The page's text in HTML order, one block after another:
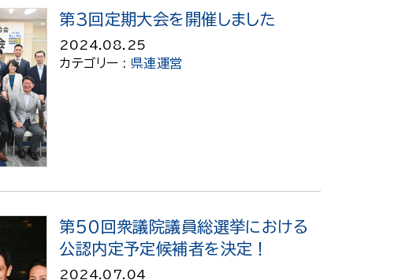
第3回定期大会を開催しました
2024.08.25
カテゴリー : 県連運営
第50回衆議院議員総選挙における
公認内定予定候補者を決定！
2024.07.04